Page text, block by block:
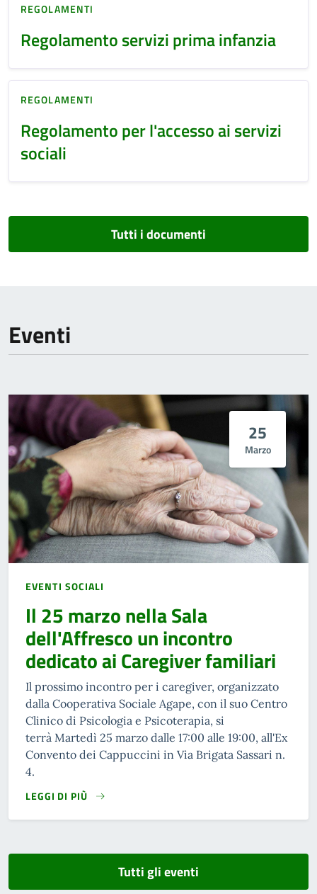
REGOLAMENTI
Regolamento servizi prima infanzia
REGOLAMENTI
Regolamento per l'accesso ai servizi
sociali
Tutti i documenti
Eventi
25
Marzo
EVENTI SOCIALI
Il 25 marzo nella Sala
dell'Affresco un incontro
dedicato ai Caregiver familiari
Il prossimo incontro per i caregiver, organizzato
dalla Cooperativa Sociale Agape, con il suo Centro
Clinico di Psicologia e Psicoterapia, si
terrà Martedì 25 marzo dalle 17:00 alle 19:00, all'Ex
Convento dei Cappuccini in Via Brigata Sassari n.
4.
LEGGI DI PIÙ
Tutti gli eventi